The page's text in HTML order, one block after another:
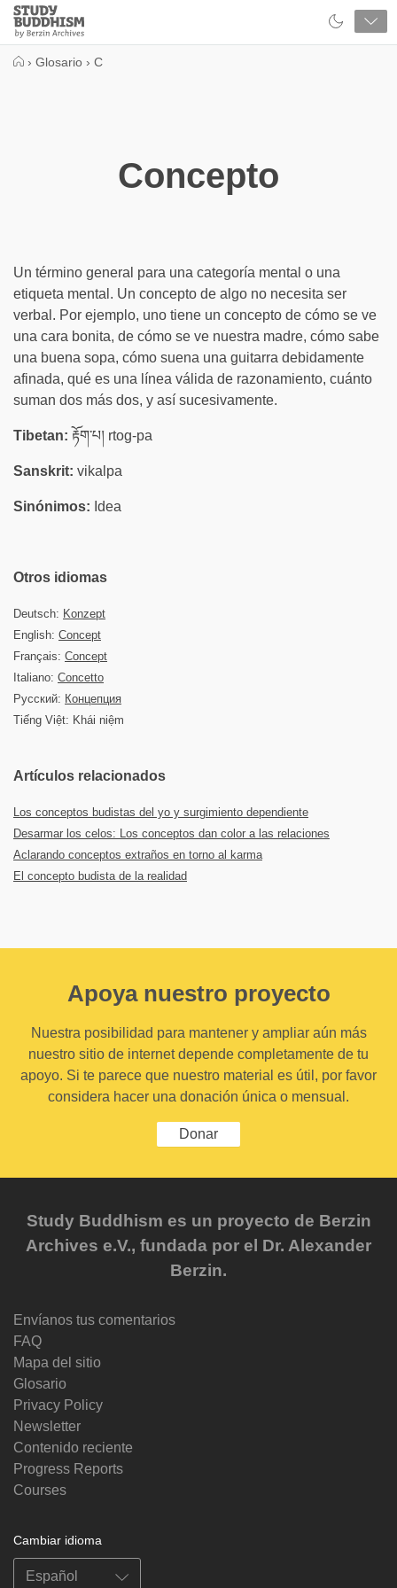
Close
Study
Buddhism
› Glosario › C
Concepto
Un término general para una categoría mental o una
etiqueta mental. Un concepto de algo no necesita ser
verbal. Por ejemplo, uno tiene un concepto de cómo se ve
una cara bonita, de cómo se ve nuestra madre, cómo sabe
una buena sopa, cómo suena una guitarra debidamente
afinada, qué es una línea válida de razonamiento, cuánto
suman dos más dos, y así sucesivamente.
Tibetan: རྟོག་པ། rtog-pa
Sanskrit: vikalpa
Sinónimos: Idea
Otros idiomas
Deutsch: Konzept
English: Concept
Français: Concept
Italiano: Concetto
Русский: Концепция
Tiếng Việt: Khái niệm
Artículos relacionados
Los conceptos budistas del yo y surgimiento dependiente
Desarmar los celos: Los conceptos dan color a las relaciones
Aclarando conceptos extraños en torno al karma
El concepto budista de la realidad
Apoya nuestro proyecto
Nuestra posibilidad para mantener y ampliar aún más
nuestro sitio de internet depende completamente de tu
apoyo. Si te parece que nuestro material es útil, por favor
considera hacer una donación única o mensual.
Donar
Study Buddhism es un proyecto de Berzin
Archives e.V., fundada por el Dr. Alexander
Berzin.
Envíanos tus comentarios
FAQ
Mapa del sitio
Glosario
Privacy Policy
Newsletter
Contenido reciente
Progress Reports
Courses
Cambiar idioma